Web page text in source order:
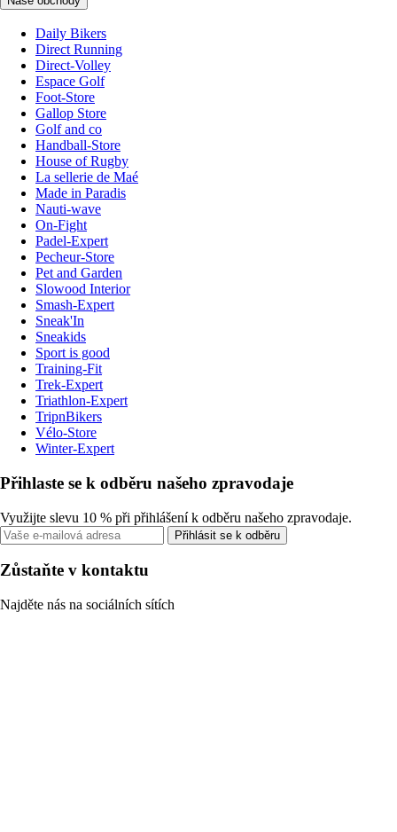
Daily Bikers
Direct Running
Direct-Volley
Espace Golf
Foot-Store
Gallop Store
Golf and co
Handball-Store
House of Rugby
La sellerie de Maé
Made in Paradis
Nauti-wave
On-Fight
Padel-Expert
Pecheur-Store
Pet and Garden
Slowood Interior
Smash-Expert
Sneak'In
Sneakids
Sport is good
Training-Fit
Trek-Expert
Triathlon-Expert
TripnBikers
Vélo-Store
Winter-Expert
Přihlaste se k odběru našeho zpravodaje
Využijte slevu 10 % při přihlášení k odběru našeho zpravodaje.
Přihlásit se k odběru
Zůstaňte v kontaktu
Najděte nás na sociálních sítích